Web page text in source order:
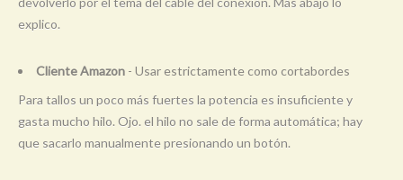
explico.
Cliente Amazon - Usar estrictamente como cortabordes
Para tallos un poco más fuertes la potencia es insuficiente y
gasta mucho hilo. Ojo. el hilo no sale de forma automática; hay
que sacarlo manualmente presionando un botón.